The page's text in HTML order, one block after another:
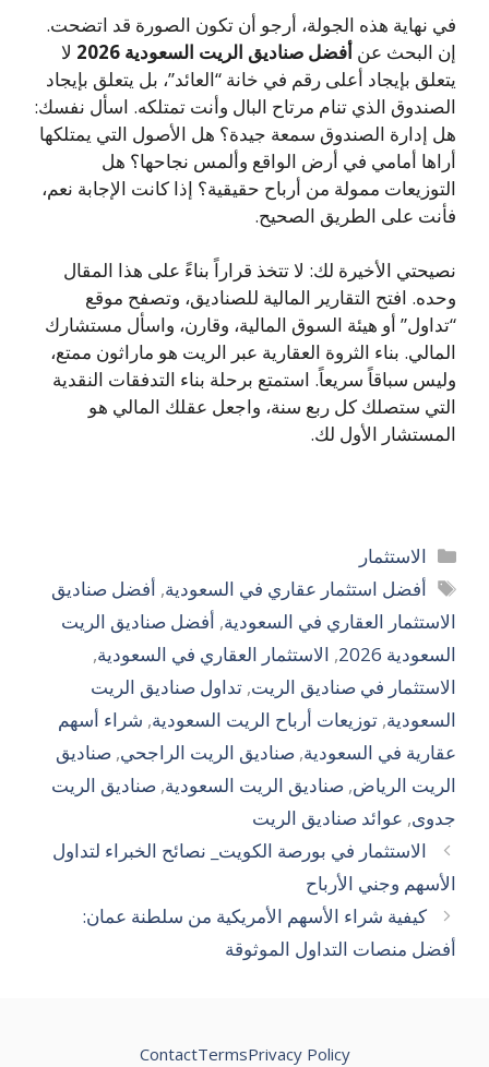
في نهاية هذه الجولة، أرجو أن تكون الصورة قد اتضحت.
إن البحث عن أفضل صناديق الريت السعودية 2026
لا
يتعلق بإيجاد أعلى رقم في خانة “العائد”، بل يتعلق بإيجاد
الصندوق الذي تنام مرتاح البال وأنت تمتلكه. اسأل نفسك:
هل إدارة الصندوق سمعة جيدة؟ هل الأصول التي يمتلكها
أراها أمامي في أرض الواقع وألمس نجاحها؟ هل
التوزيعات ممولة من أرباح حقيقية؟ إذا كانت الإجابة نعم،
فأنت على الطريق الصحيح.
نصيحتي الأخيرة لك: لا تتخذ قراراً بناءً على هذا المقال
وحده. افتح التقارير المالية للصناديق، وتصفح موقع
“تداول” أو هيئة السوق المالية، وقارن، واسأل مستشارك
المالي. بناء الثروة العقارية عبر الريت هو ماراثون ممتع،
وليس سباقاً سريعاً. استمتع برحلة بناء التدفقات النقدية
التي ستصلك كل ربع سنة، واجعل عقلك المالي هو
المستشار الأول لك.
التصنيفات
الاستثمار
الوسوم
أفضل استثمار عقاري في السعودية, أفضل صناديق
الاستثمار العقاري في السعودية, أفضل صناديق الريت
السعودية 2026
, الاستثمار العقاري في السعودية,
الاستثمار في صناديق الريت, تداول صناديق الريت
السعودية, توزيعات أرباح الريت السعودية, شراء أسهم
عقارية في السعودية, صناديق الريت الراجحي, صناديق
الريت الرياض, صناديق الريت السعودية, صناديق الريت
جدوى, عوائد صناديق الريت
الاستثمار في بورصة الكويت_ نصائح الخبراء لتداول
الأسهم وجني الأرباح
كيفية شراء الأسهم الأمريكية من سلطنة عمان:
أفضل منصات التداول الموثوقة
Privacy Policy
Terms
Contact